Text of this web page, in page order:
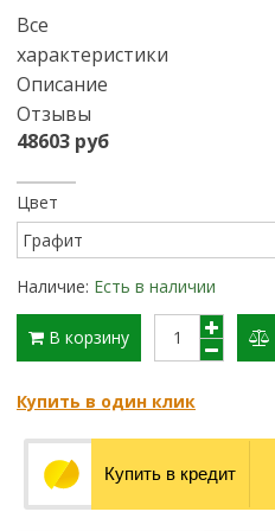
Все
характеристики
Описание
Отзывы
48603 руб
Цвет
Наличие: Есть в наличии
В корзину
Купить в один клик
Купить в кредит